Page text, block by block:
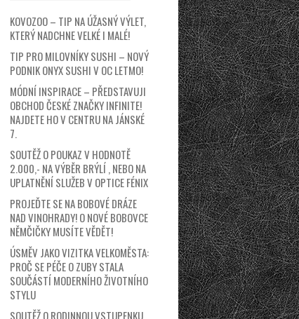
KOVOZOO – TIP NA ÚŽASNÝ VÝLET,
KTERÝ NADCHNE VELKÉ I MALÉ!
TIP PRO MILOVNÍKY SUSHI – NOVÝ
PODNIK ONYX SUSHI V OC LETMO!
MÓDNÍ INSPIRACE – PŘEDSTAVUJI
OBCHOD ČESKÉ ZNAČKY INFINITE!
NAJDETE HO V CENTRU NA JÁNSKÉ
7.
SOUTĚŽ O POUKAZ V HODNOTĚ
2.000,- NA VÝBĚR BRÝLÍ , NEBO NA
UPLATNĚNÍ SLUŽEB V OPTICE FÉNIX
PROJEĎTE SE NA BOBOVÉ DRÁZE
NAD VINOHRADY! O NOVÉ BOBOVCE
NĚMČIČKY MUSÍTE VĚDĚT!
ÚSMĚV JAKO VIZITKA VELKOMĚSTA:
PROČ SE PÉČE O ZUBY STALA
SOUČÁSTÍ MODERNÍHO ŽIVOTNÍHO
STYLU
SOUTĚŽ O RODINNOU VSTUPENKU